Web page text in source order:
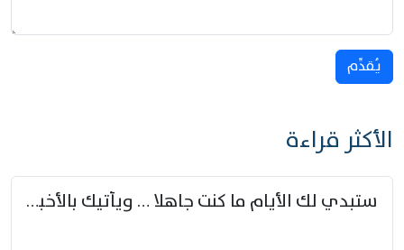
يُقدِّم
الأكثر قراءة
ستبدي لك الأيام ما كنت جاهلا … ويأتيك بالأخبار من لم تزوّد